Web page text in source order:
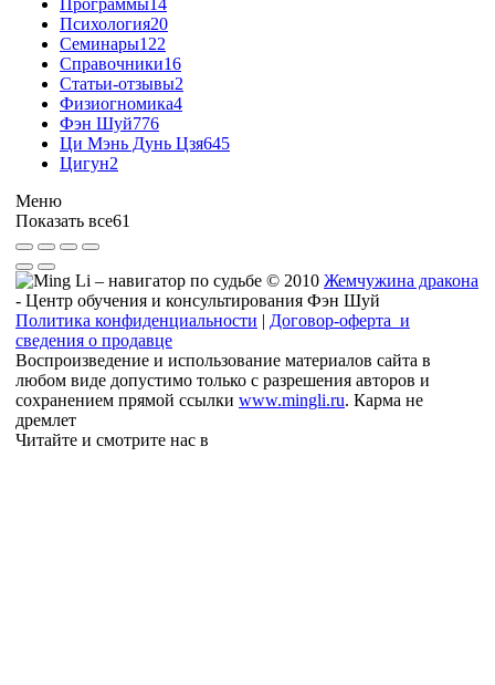
Психология20
Семинары122
Справочники16
Статьи-отзывы2
Физиогномика4
Фэн Шуй776
Ци Мэнь Дунь Цзя645
Цигун2
Меню
Показать все61
© 2010 Жемчужина дракона
- Центр обучения и консультирования Фэн Шуй
Политика конфиденциальности | Договор-оферта и
сведения о продавце
Воспроизведение и использование материалов сайта в
любом виде допустимо только с разрешения авторов и
сохранением прямой ссылки www.mingli.ru. Карма не
дремлет
Читайте и смотрите нас в